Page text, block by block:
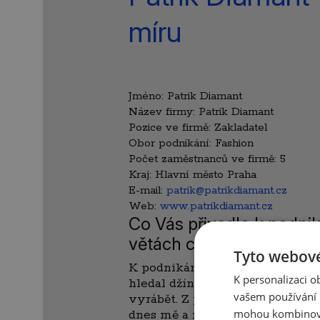
míru
Jméno: Patrik Diamant
Název firmy: Patrik Diamant
Pozice ve firmě: Zakladatel
Obor podnikání: Fashion
Počet zaměstnanců ve firmě: 5
Kraj: Hlavní město Praha
E-mail: patrik@patrikdiamant.cz
Web: www.patrikdiamant.cz
Co Vás přivedlo k
větách charakterizoval
K podnikání mě přivedl vlastní
hledal džíny, a tak jsem se
vyrábět. Z počátku jsem o
dnes mě a mé kolegy považuji
Tyto
K personalizaci
vašem
mohou